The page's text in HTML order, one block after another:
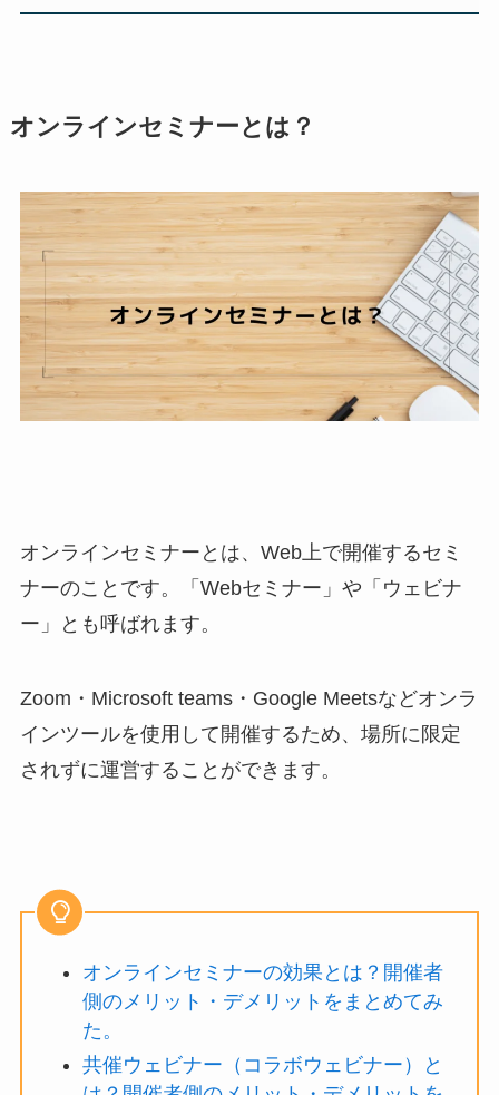
オンラインセミナーとは？
オンラインセミナーとは、Web上で開催するセミ
ナーのことです。「Webセミナー」や「ウェビナ
ー」とも呼ばれます。
Zoom・Microsoft teams・Google Meetsなどオンラ
インツールを使用して開催するため、場所に限定
されずに運営することができます。
オンラインセミナーの効果とは？開催者
側のメリット・デメリットをまとめてみ
た。
共催ウェビナー（コラボウェビナー）と